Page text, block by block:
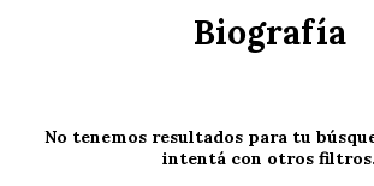
Biografía
No tenemos resultados para tu
intentá con otros filtros.